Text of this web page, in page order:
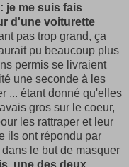
je me suis fais
d'une voiturette
pas trop grand, ça
pu beaucoup plus
permis se livraient
une seconde à les
... étant donné qu'elles
gros sur le coeur,
les rattraper et leur
ils ont répondu par
le but de masquer
une des deux